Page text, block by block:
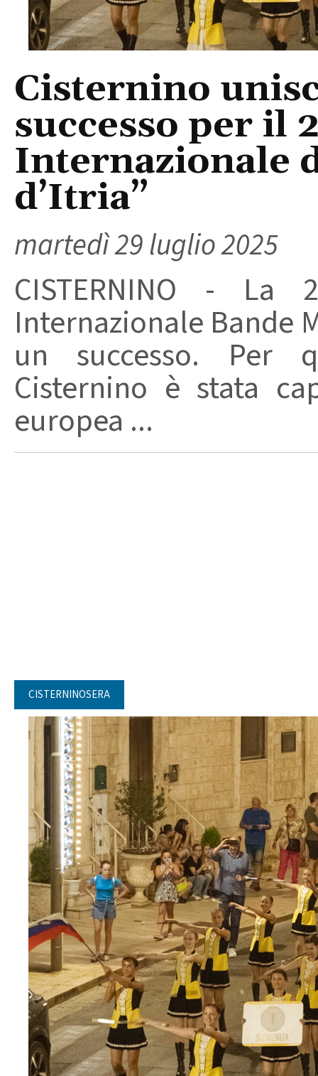
Cisternino
successo per il
Internazionale
d’Itria”
martedì 29 luglio 2025
CISTERNINO - La
Internazionale Bande
un successo. Per
Cisternino è stata
europea ...
CISTERNINOSERA